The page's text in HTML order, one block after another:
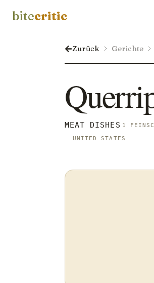
bitecritic
Zurück Gerichte
MEAT DISHES 1
UNITED STATES